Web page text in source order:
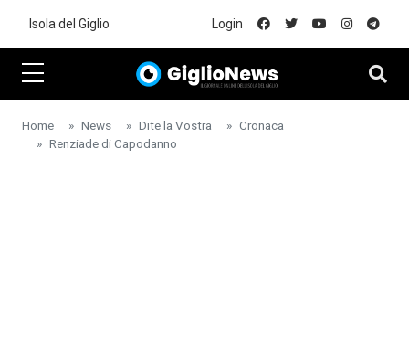
Isola del Giglio Login
Home News Dite la Vostra
Cronaca
Renziade di Capodanno